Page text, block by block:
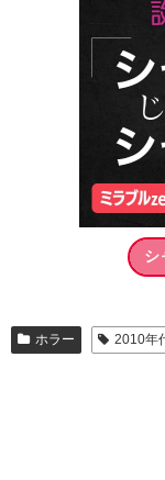
シ
ホラー 2010年